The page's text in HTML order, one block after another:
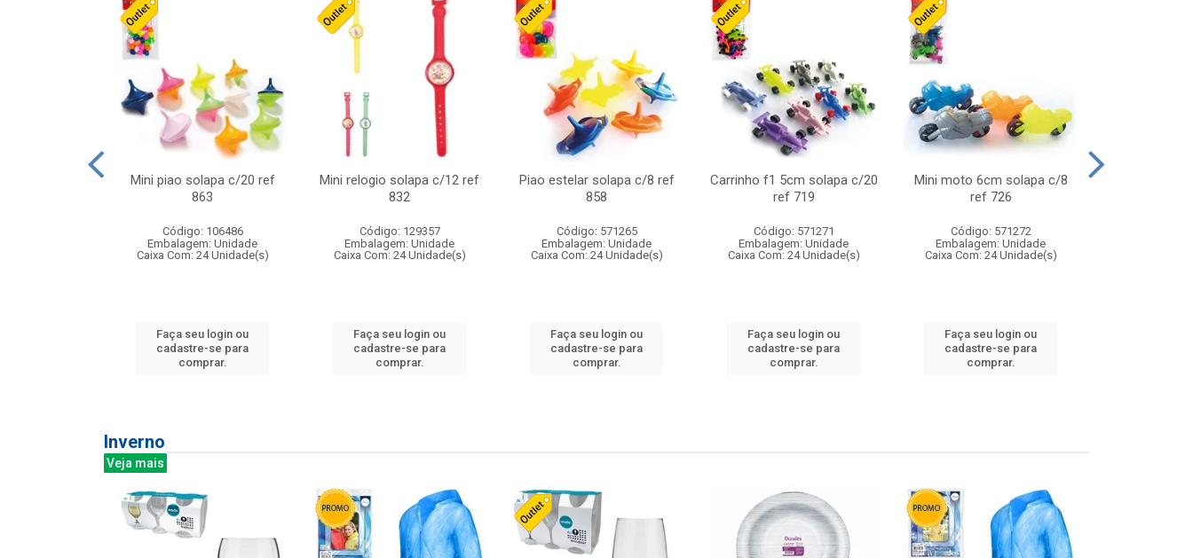
Mini piao solapa c/20 ref
863
Código: 106486
Embalagem: Unidade
Caixa Com: 24 Unidade(s)
Faça seu login ou
cadastre-se para
comprar.
Mini relogio solapa c/12 ref
832
Código: 129357
Embalagem: Unidade
Caixa Com: 24 Unidade(s)
Faça seu login ou
cadastre-se para
comprar.
Piao estelar solapa c/8 ref
858
Código: 571265
Embalagem: Unidade
Caixa Com: 24 Unidade(s)
Faça seu login ou
cadastre-se para
comprar.
Carrinho f1 5cm solapa c/20
ref 719
Código: 571271
Embalagem: Unidade
Caixa Com: 24 Unidade(s)
Faça seu login ou
cadastre-se para
comprar.
Mini moto 6cm solapa c/8
ref 726
Código: 571272
Embalagem: Unidade
Caixa Com: 24 Unidade(s)
Faça seu login ou
cadastre-se para
comprar.
Inverno
Veja mais